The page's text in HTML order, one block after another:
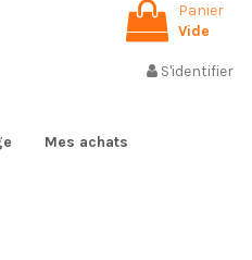
Panier
Vide
S'identifier
Mes achats